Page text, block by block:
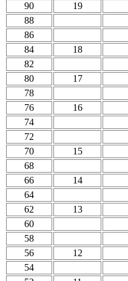
90
19
88
86
84
18
82
80
17
78
76
16
74
72
70
15
68
66
14
64
62
13
60
58
56
12
54